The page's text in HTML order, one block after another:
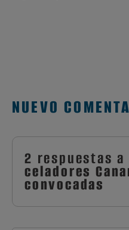
NUEVO
2 respuestas a
celadores
convocadas